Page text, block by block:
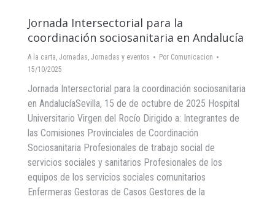
Jornada Intersectorial para la
coordinación sociosanitaria en Andalucía
A la carta, Jornadas, Jornadas y eventos Por Comunicacion
15/10/2025
Jornada Intersectorial para la coordinación sociosanitaria
en AndalucíaSevilla, 15 de de octubre de 2025 Hospital
Universitario Virgen del Rocío Dirigido a: Integrantes de
las Comisiones Provinciales de Coordinación
Sociosanitaria Profesionales de trabajo social de
servicios sociales y sanitarios Profesionales de los
equipos de los servicios sociales comunitarios
Enfermeras Gestoras de Casos Gestores de la